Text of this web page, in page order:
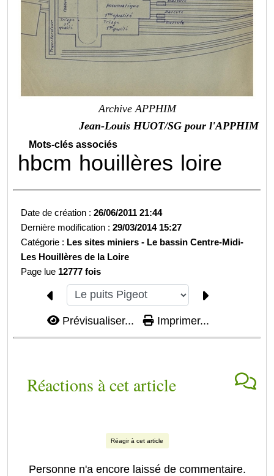
Archive APPHIM
Jean-Louis HUOT/SG pour l'APPHIM
Mots-clés associés
hbcm houillères loire
Date de création :26/06/2011 21:44
Dernière modification :29/03/2014 15:27
Catégorie : Les sites miniers - Le bassin Centre-Midi-
Les Houillères de la Loire
Page lue 12777 fois
Prévisualiser... Imprimer...
Réactions à cet article
Réagir à cet article
Personne n'a encore laissé de commentaire.